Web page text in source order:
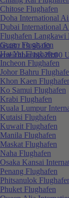
0848 / 19 96 00
erreichbar bis 20:00
Chitose Flughafen
Doha International
Dubai International
Flughafen Langkawi
Guam Flughafen
Hat Yai Flughafen
Incheon Flughafen
Johor Bahru
Khon Kaen
Ko Samui Flughafen
Krabi Flughafen
Kuala Lumpur
Kutaisi Flughafen
Kuwait Flughafen
Manila Flughafen
Maskat Flughafen
Naha Flughafen
Osaka Kansai
Penang Flughafen
Phitsanulok
Phuket Flughafen